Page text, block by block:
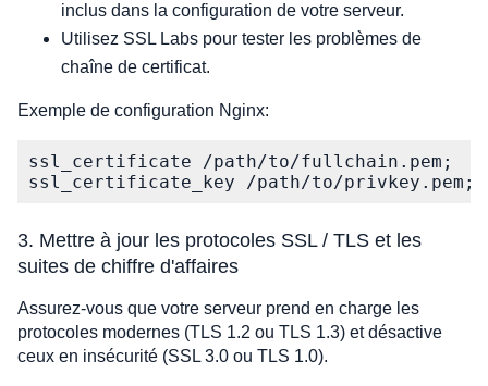
inclus dans la configuration de votre serveur.
Utilisez SSL Labs pour tester les problèmes de
chaîne de certificat.
Exemple de configuration Nginx:
ssl_certificate /path/to/fullchain.pem;
ssl_certificate_key /path/to/privkey.pem;
3. Mettre à jour les protocoles SSL / TLS et les
suites de chiffre d'affaires
Assurez-vous que votre serveur prend en charge les
protocoles modernes (TLS 1.2 ou TLS 1.3) et désactive
ceux en insécurité (SSL 3.0 ou TLS 1.0).